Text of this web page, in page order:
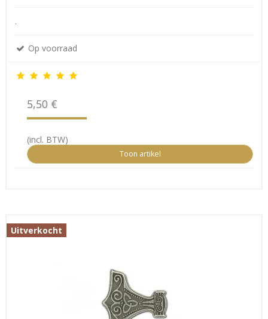
.
Op voorraad
5,50 €
(incl. BTW)
Toon artikel
Uitverkocht